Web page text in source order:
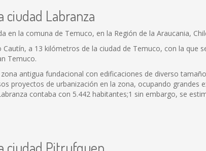
ciudad Labranza
en la comuna de Temuco, en la Región de la Araucania,
a 13 kilómetros de la ciudad de Temuco, con la que
Temuco.
antigua fundacional con edificaciones de diverso
proyectos de urbanización en la zona, ocupando
contaba con 5.442 habitantes;1 sin embargo, se